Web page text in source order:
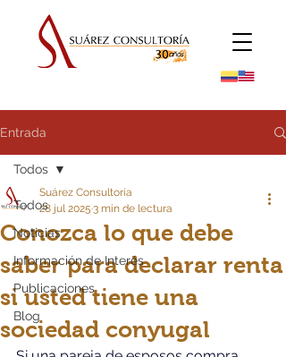
Entrada
Todos
Noticias
Información de Interés
Publicaciones
Blog
Todos
Conozca lo que debe
saber para declarar renta
si usted tiene una
sociedad conyugal
Suárez Consultoría
28 jul 2025 3 min de lectura